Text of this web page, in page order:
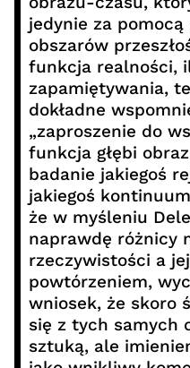
jedynie za
obszarów
funkcja realności,
zapamiętywania,
dokładne
„zaproszenie do
funkcja głębi
badanie jakiegoś
jakiegoś
że w myśleniu
naprawdę różnicy
rzeczywistości a
powtórzeniem,
wniosek, że skoro
się z tych samych
sztuką, ale